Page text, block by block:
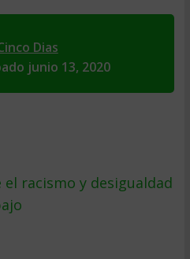
Dias
junio 13, 2020
racismo y desigualdad